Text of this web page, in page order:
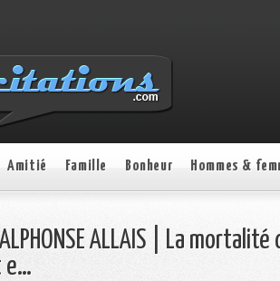
Amitié Famille Bonheur Hommes &
ALPHONSE ALLAIS | La
e…